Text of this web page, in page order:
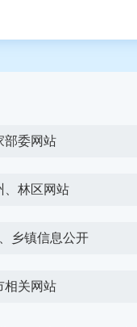
部委网站
、林区网站
乡镇信息公开
相关网站